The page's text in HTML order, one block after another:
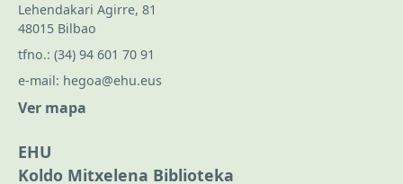
Lehendakari Agirre, 81
48015 Bilbao
tfno.: (34) 94 601 70 91
e-mail: hegoa@ehu.eus
Ver mapa
EHU
Koldo Mitxelena Biblioteka